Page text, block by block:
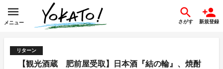
メニュー さがす 新規登録
リターン
【観光酒蔵 肥前屋受取】日本酒『結の輪』、焼酎